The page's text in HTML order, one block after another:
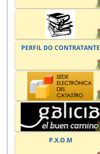
PERFIL DO CONTRATANTE
P.X.O.M